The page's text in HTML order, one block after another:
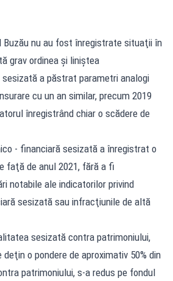
Buzău nu au fost înregistrate situaţii în
grav ordinea şi liniştea
a păstrat parametri analogi
cu un an similar, precum 2019
înregistrând chiar o scădere de
- financiară sesizată a înregistrat o
faţă de anul 2021, fără a fi
notabile ale indicatorilor privind
sesizată sau infracţiunile de altă
sesizată contra patrimoniului,
o pondere de aproximativ 50% din
patrimoniului, s-a redus pe fondul